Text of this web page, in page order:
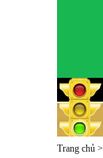
Trang chủ